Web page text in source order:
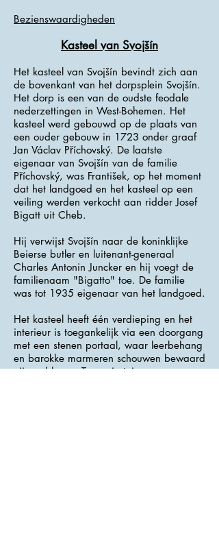
Bezienswaardigheden
Kasteel van Svojšín
Het kasteel van Svojšín bevindt zich aan
de bovenkant van het dorpsplein Svojšín.
Het dorp is een van de oudste feodale
nederzettingen in West-Bohemen. Het
kasteel werd gebouwd op de plaats van
een ouder gebouw in 1723 onder graaf
Jan Václav Příchovský. De laatste
eigenaar van Svojšín van de familie
Příchovský, was František, op het moment
dat het landgoed en het kasteel op een
veiling werden verkocht aan ridder Josef
Bigatt uit Cheb.
Hij verwijst Svojšín naar de koninklijke
Beierse butler en luitenant-generaal
Charles Antonin Juncker en hij voegt de
familienaam "Bigatto" toe. De familie
was tot 1935 eigenaar van het landgoed.
Het kasteel heeft één verdieping en het
interieur is toegankelijk via een doorgang
met een stenen portaal, waar leerbehang
en barokke marmeren schouwen bewaard
zijn gebleven. Twee siertuinen grenzen